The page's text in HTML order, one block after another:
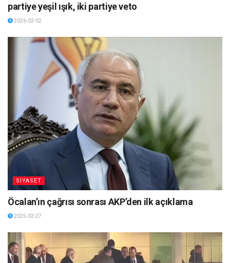
partiye yeşil ışık, iki partiye veto
2026-02-02
SİYASET
Öcalan’ın çağrısı sonrası AKP’den ilk açıklama
2025-02-27